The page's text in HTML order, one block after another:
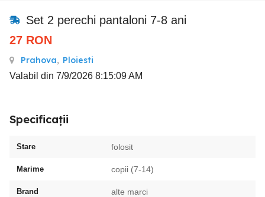
Set 2 perechi pantaloni 7-8 ani
27 RON
Prahova, Ploiesti
Valabil din 7/9/2026 8:15:09 AM
Specificații
Stare folosit
Marime copii (7-14)
Brand alte marci